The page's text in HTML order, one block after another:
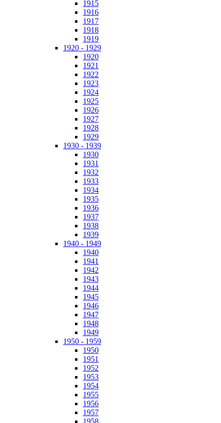
1915
1916
1917
1918
1919
1920 - 1929
1920
1921
1922
1923
1924
1925
1926
1927
1928
1929
1930 - 1939
1930
1931
1932
1933
1934
1935
1936
1937
1938
1939
1940 - 1949
1940
1941
1942
1943
1944
1945
1946
1947
1948
1949
1950 - 1959
1950
1951
1952
1953
1954
1955
1956
1957
1958